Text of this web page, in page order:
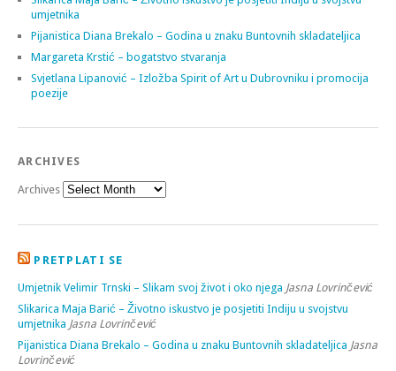
umjetnika
Pijanistica Diana Brekalo – Godina u znaku Buntovnih skladateljica
Margareta Krstić – bogatstvo stvaranja
Svjetlana Lipanović – Izložba Spirit of Art u Dubrovniku i promocija
poezije
ARCHIVES
Archives
PRETPLATI SE
Umjetnik Velimir Trnski – Slikam svoj život i oko njega Jasna Lovrinčević
Slikarica Maja Barić – Životno iskustvo je posjetiti Indiju u svojstvu
umjetnika Jasna Lovrinčević
Pijanistica Diana Brekalo – Godina u znaku Buntovnih skladateljica Jasna
Lovrinčević